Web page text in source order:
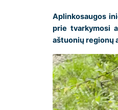
Aplinkosaugos
prie tvarkymosi
aštuonių regionų